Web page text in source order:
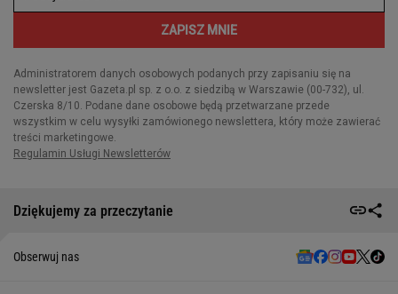
Dziękujemy za przeczytanie
Obserwuj nas